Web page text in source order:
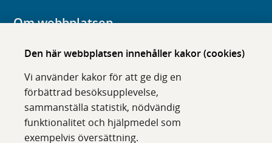
Den här webbplatsen innehåller kakor (cookies)
Vi använder kakor för att ge dig en
förbättrad besöksupplevelse,
sammanställa statistik, nödvändig
funktionalitet och hjälpmedel som
exempelvis översättning.
Om webbplatsen
Om karolinska.se
Tillgänglighet
Om cookies